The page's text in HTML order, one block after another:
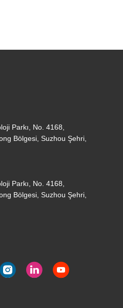
Parkı, No. 4168,
Bölgesi, Suzhou Şehri,
Parkı, No. 4168,
Bölgesi, Suzhou Şehri,